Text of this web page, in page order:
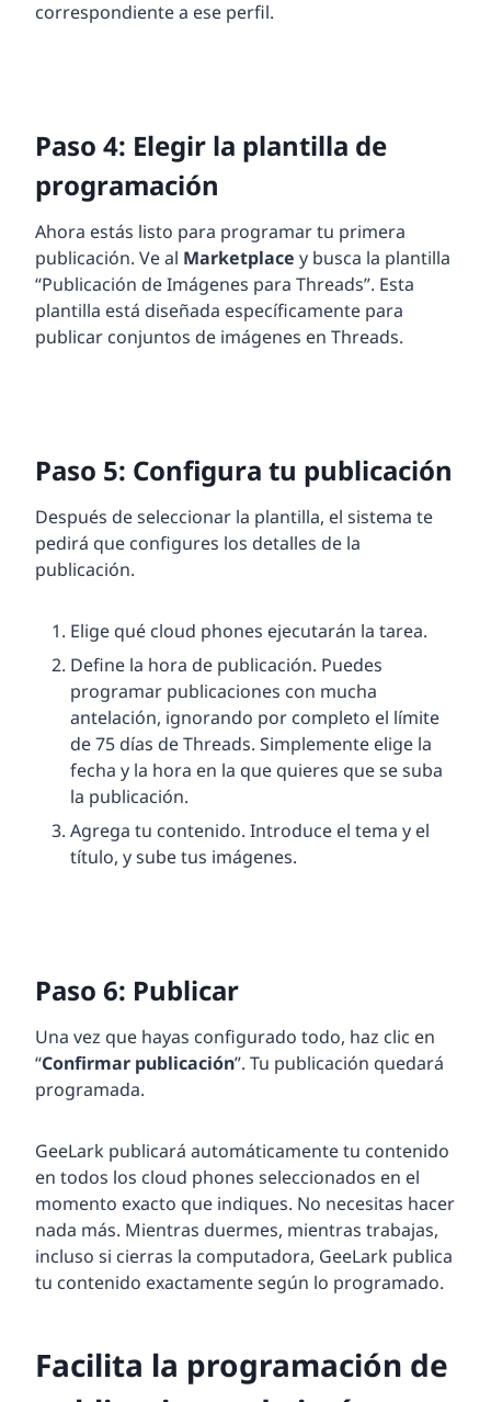
correspondiente a ese perfil.
Paso 4: Elegir la plantilla de
programación
Ahora estás listo para programar tu primera
publicación. Ve al Marketplace y busca la plantilla
“Publicación de Imágenes para Threads”. Esta
plantilla está diseñada específicamente para
publicar conjuntos de imágenes en Threads.
Paso 5: Configura tu publicación
Después de seleccionar la plantilla, el sistema te
pedirá que configures los detalles de la
publicación.
Elige qué cloud phones ejecutarán la tarea.
Define la hora de publicación. Puedes
programar publicaciones con mucha
antelación, ignorando por completo el límite
de 75 días de Threads. Simplemente elige la
fecha y la hora en la que quieres que se suba
la publicación.
Agrega tu contenido. Introduce el tema y el
título, y sube tus imágenes.
Paso 6: Publicar
Una vez que hayas configurado todo, haz clic en
“Confirmar publicación”. Tu publicación quedará
programada.
GeeLark publicará automáticamente tu contenido
en todos los cloud phones seleccionados en el
momento exacto que indiques. No necesitas hacer
nada más. Mientras duermes, mientras trabajas,
incluso si cierras la computadora, GeeLark publica
tu contenido exactamente según lo programado.
Facilita la programación de